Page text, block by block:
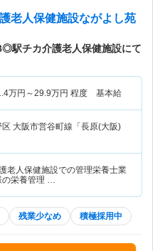
老人保健施設ながよし苑
駅チカ介護老人保健施設にて
万円～29.9万円 程度 基本給
区 大阪市営谷町線「長原(大阪)
老人保健施設での管理栄養士業
の栄養管理 …
残業少なめ 積極採用中